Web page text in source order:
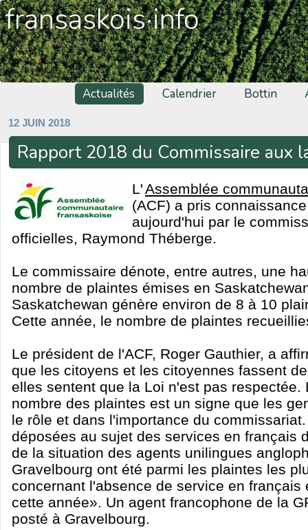
fransaskois·info
Actualités Calendrier Bottin
12 JUIN 2018
Rapport 2018 du Commissaire aux
L'Assemblée
(ACF) a pris
aujourd'hui par le
officielles, Raymond Théberge.
Le commissaire dénote, entre autres, une
nombre de plaintes émises en
Saskatchewan génère environ de 8 à 10
Cette année, le nombre de plaintes
Le président de l'ACF, Roger Gauthier, a
que les citoyens et les citoyennes fassent
elles sentent que la Loi n'est pas respectée.
nombre des plaintes est un signe que les
le rôle et dans l'importance du
déposées au sujet des services en français
de la situation des agents unilingues
Gravelbourg ont été parmi les plaintes les
concernant l'absence de service en français
cette année». Un agent francophone de la
posté à Gravelbourg.